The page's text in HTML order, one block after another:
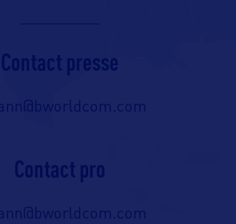
Contact presse
Contact pro